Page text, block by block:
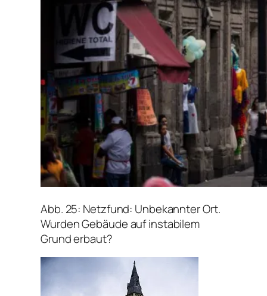
Abb. 25: Netzfund: Unbekannter Ort.
Wurden Gebäude auf instabilem
Grund erbaut?